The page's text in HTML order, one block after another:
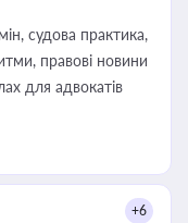
судова практика,
правові новини
для адвокатів
+6